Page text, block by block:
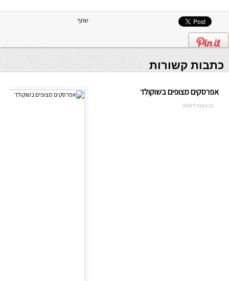
שתף
כתבות קשורות
אפרסקים מצופים בשוקולד
22 באפריל 2018